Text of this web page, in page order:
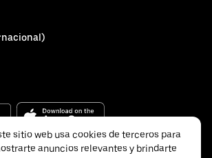
sitio web usa cookies de terceros para
anuncios relevantes y brindarte